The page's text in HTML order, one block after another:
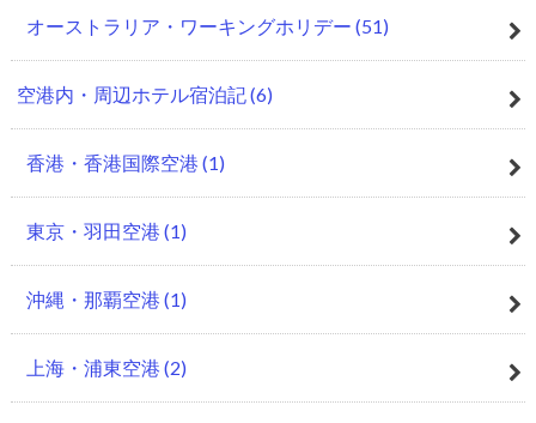
オーストラリア・ワーキングホリデー (51)
空港内・周辺ホテル宿泊記(6)
香港・香港国際空港 (1)
東京・羽田空港 (1)
沖縄・那覇空港 (1)
上海・浦東空港 (2)